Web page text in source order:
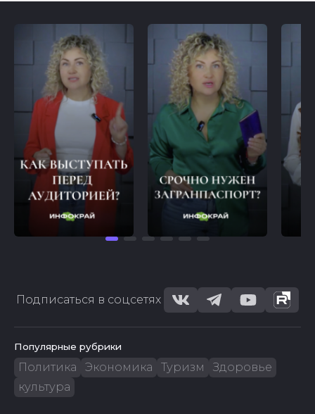
Подписаться в соцсетях
Популярные рубрики
Политика Экономика Туризм
Здоровье
культура